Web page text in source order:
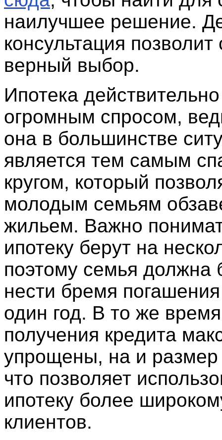
наилучшее решение.
консультация позволит
верный выбор.
Ипотека
огромным спросом,
она в большинстве
является тем самым
кругом, который
молодым семьям
жильем. Важно
ипотеку берут на
поэтому семья должна
нести бремя
один год. В то же
получения кредита
упрощены, на и размер
что позволяет
ипотеку более
клиентов.